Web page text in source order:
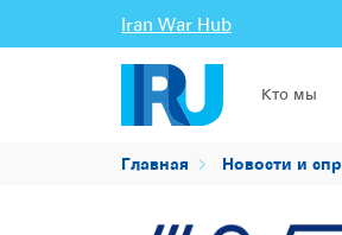
Iran War Hub
Кто мы
Главная Новости и